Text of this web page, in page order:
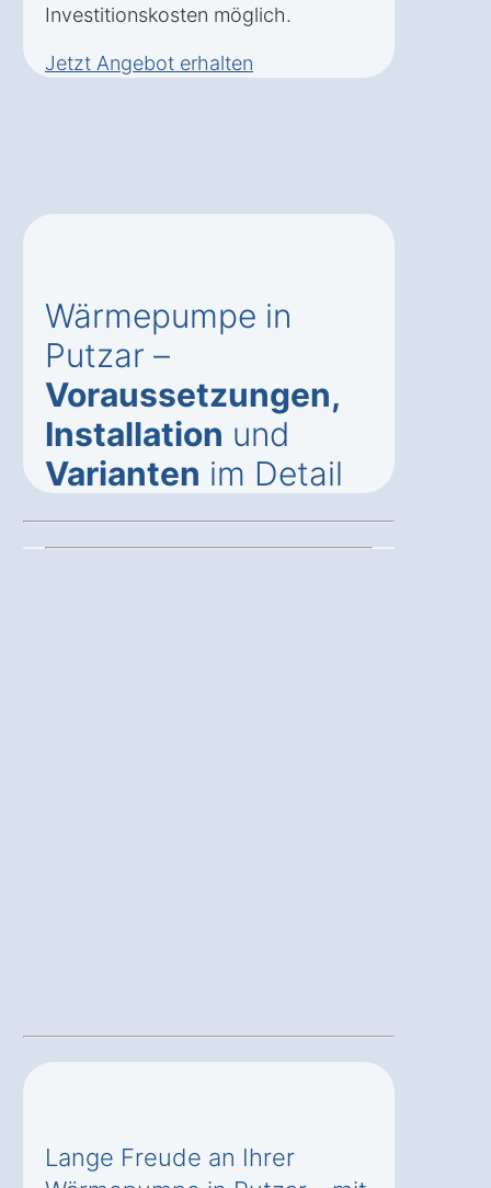
Investitionskosten möglich.
Jetzt Angebot erhalten
Wärmepumpe in
Putzar –
Voraussetzungen,
Installation und
Varianten im Detail
Lange Freude an Ihrer